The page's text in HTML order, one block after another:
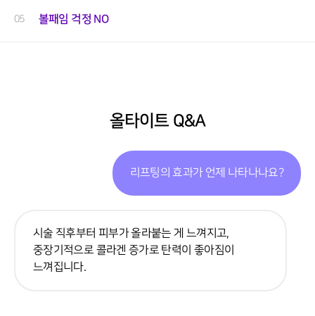
05 볼패임 걱정 NO
올타이트 Q&A
리프팅의 효과가 언제 나타나나요?
시술 직후부터 피부가 올라붙는 게 느껴지고,
중장기적으로 콜라겐 증가로 탄력이 좋아짐이
느껴집니다.